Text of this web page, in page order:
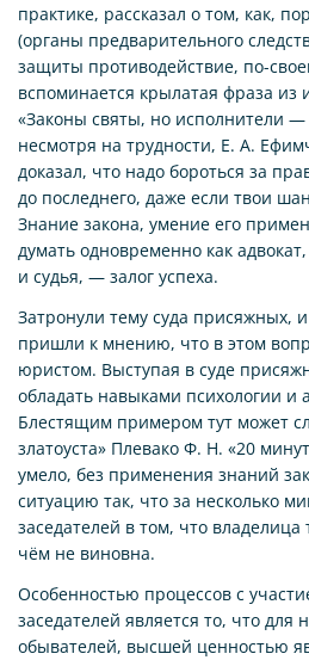
практике, рассказал о том, как,
(органы предварительного
защиты противодействие, по-
вспоминается крылатая фраза из
«Законы святы, но исполнители —
несмотря на трудности, Е. А.
доказал, что надо бороться за
до последнего, даже если твои
Знание закона, умение его
думать одновременно как
и судья, — залог успеха.
Затронули тему суда присяжных,
пришли к мнению, что в этом
юристом. Выступая в суде
обладать навыками психологии и
Блестящим примером тут может
златоуста» Плевако Ф. Н. «20
умело, без применения знаний
ситуацию так, что за несколько
заседателей в том, что
чём не виновна.
Особенностью процессов с
заседателей является то, что для
обывателей, высшей ценностью